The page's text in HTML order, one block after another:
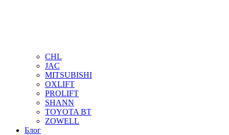
CHL
JAC
MITSUBISHI
OXLIFT
PROLIFT
SHANN
TOYOTA BT
ZOWELL
Блог